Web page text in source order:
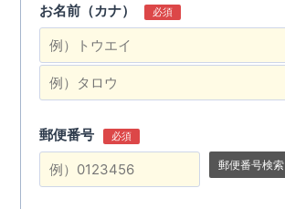
お名前（カナ） 必須
郵便番号 必須
郵便番号検索